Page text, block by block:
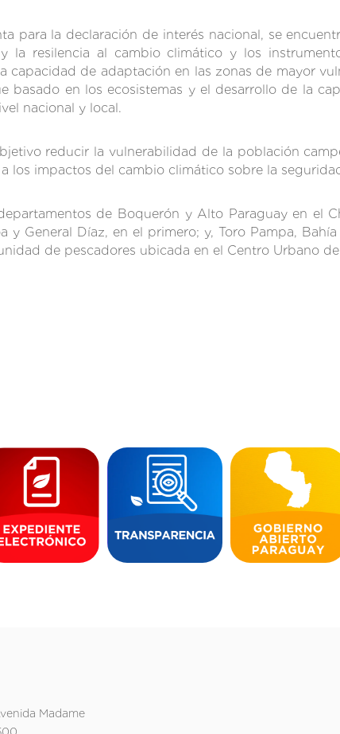
para la declaración de interés nacional, se
la resilencia al cambio climático y los
capacidad de adaptación en las zonas de mayor
basado en los ecosistemas y el desarrollo de la
nacional y local.
reducir la vulnerabilidad de la población
los impactos del cambio climático sobre la
de Boquerón y Alto Paraguay en el
General Díaz, en el primero; y, Toro Pampa,
de pescadores ubicada en el Centro Urbano
Madame